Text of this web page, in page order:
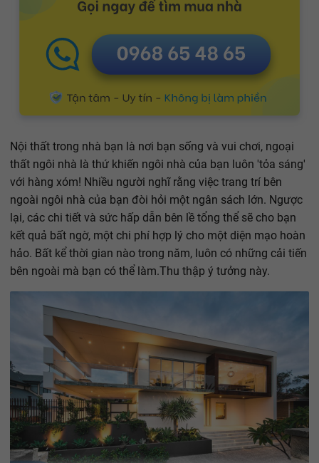
Nội thất trong nhà bạn là nơi bạn sống và vui chơi, ngoại
thất ngôi nhà là thứ khiến ngôi nhà của bạn luôn 'tỏa sáng'
với hàng xóm! Nhiều người nghĩ rằng việc trang trí bên
ngoài ngôi nhà của bạn đòi hỏi một ngân sách lớn. Ngược
lại, các chi tiết và sức hấp dẫn bên lề tổng thể sẽ cho bạn
kết quả bất ngờ, một chi phí hợp lý cho một diện mạo hoàn
hảo. Bất kể thời gian nào trong năm, luôn có những cải tiến
bên ngoài mà bạn có thể làm.Thu thập ý tưởng này.